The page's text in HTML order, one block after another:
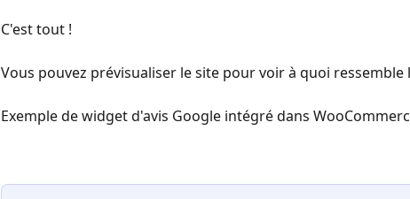
C'est tout !
Vous pouvez prévisualiser le site pour voir à quoi ressemble
Exemple de widget d'avis Google intégré dans